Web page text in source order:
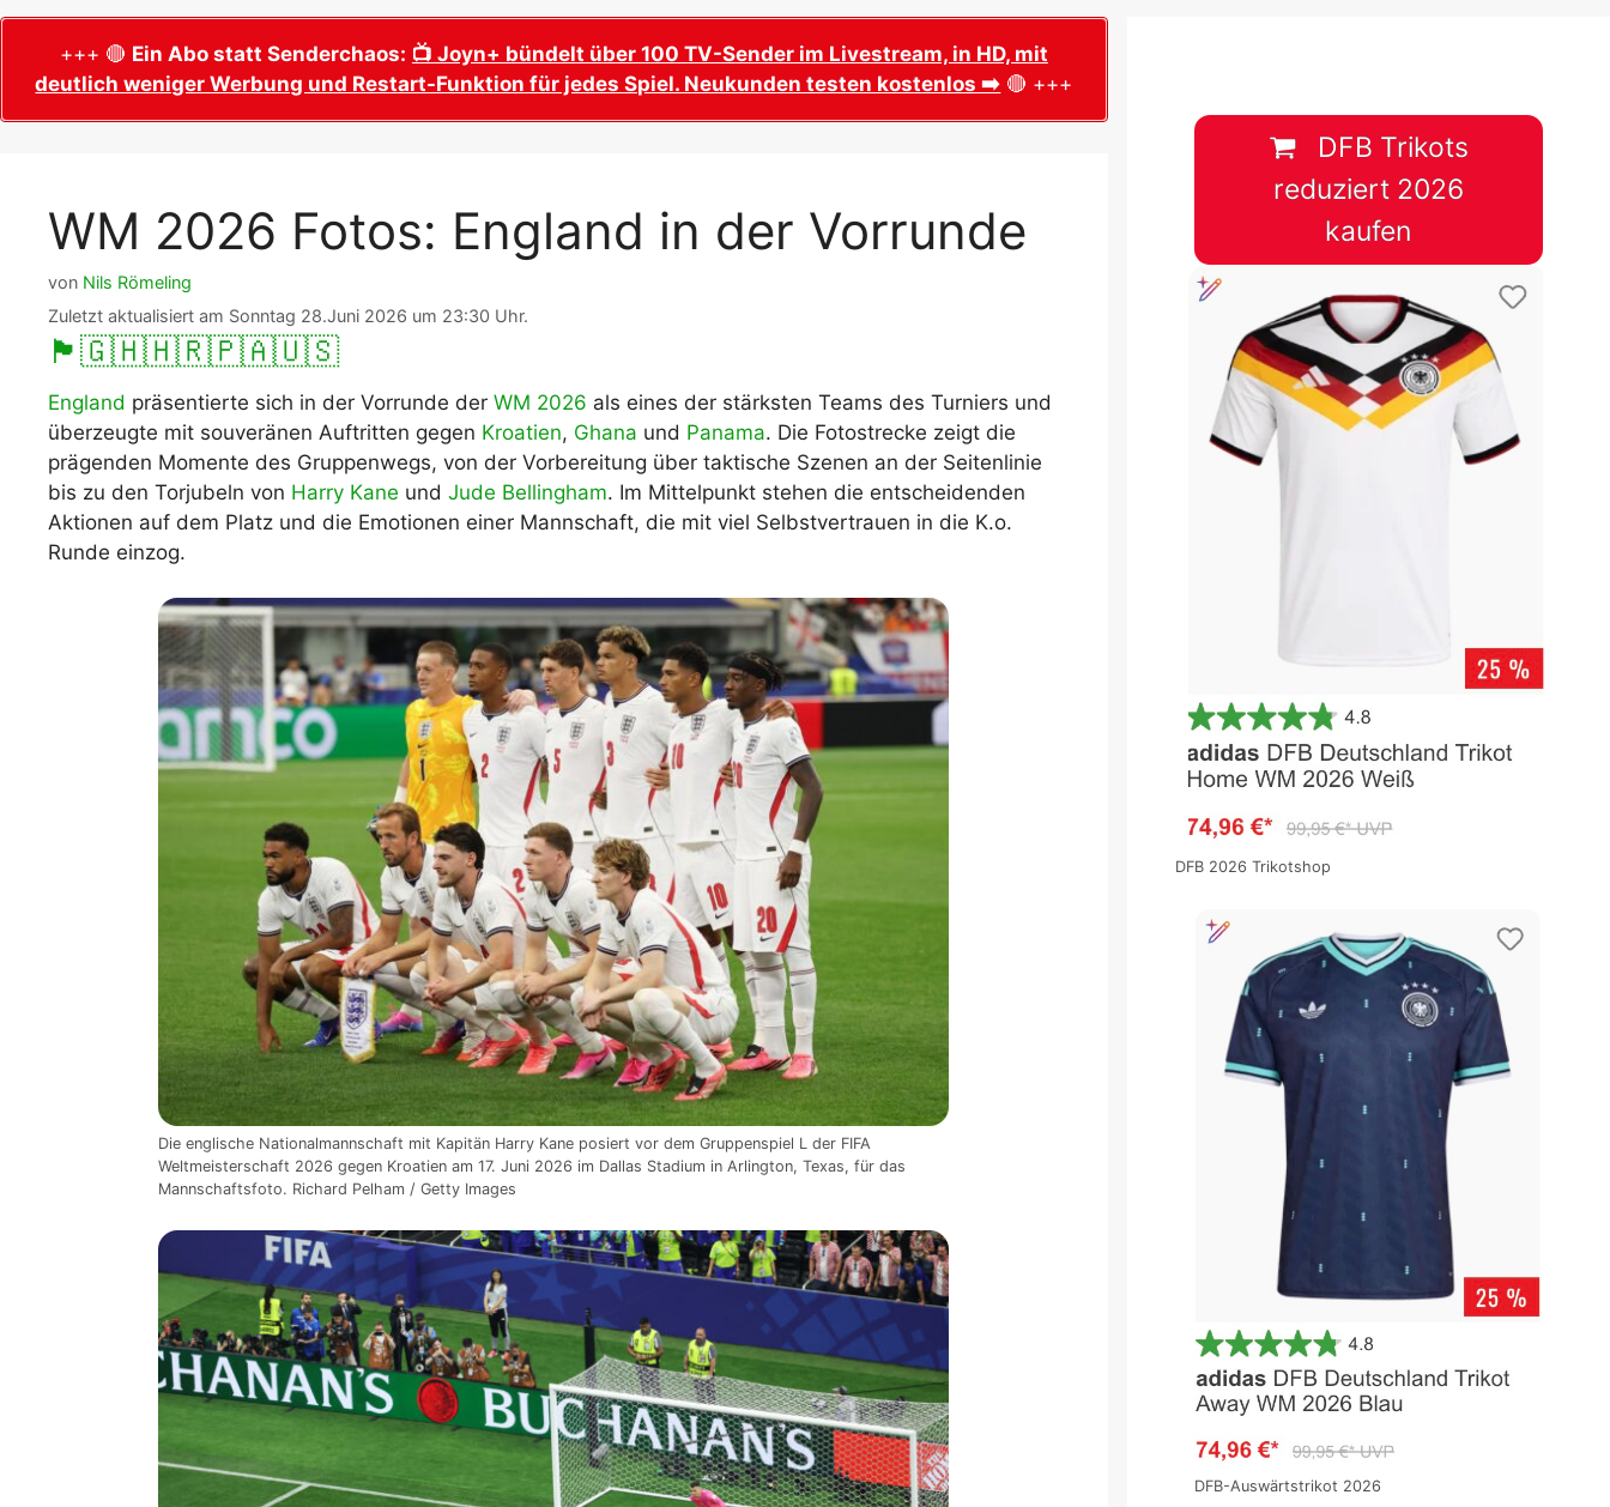
Wer wird Fußball-Weltmeister 2026?
Alle WM 2026 Trainer
Alle Fußball Weltmeister
Adidas Trionda: offizielle WM 2026
Spielball
Alle Nationalspieler der FIFA Fußball WM
2026
WM 2026 Qualifikation in Europa: Tabelle
& Spielplan
WM 2026 Sechzehntelfinale – Spielplan,
Termine, Anstoßzeiten
WM 2026 Achtelfinale Spielplan –
WM 2026 Halbfinale – Spielorte,
Anstoßzeiten, Stadien & TV-Übertragung
Spielort Miami, Anstoßzeit & TV
Fußball WM 2026 Spielplan PDF zum
Ausfüllen & Ausdrucken
Fußball WM 2026 Spielplan als ical, Excel,
PDF zum Download & Ausdruck
downloaden & automatisch ausfüllen
Tabelle mit Deutschland DFB
WM 2026 Gruppe F WM Spielplan &
Tabelle mit Niederlande
WM 2026 Gruppe G WM Spielplan &
Tabelle mit Spanien
WM 2026 Gruppe K Spielplan & Tabelle
mit Portugal
WM 2026 Gruppe L Spielplan & Tabelle
mit England
+++ 🔴 Ein Abo statt Senderchaos: 📺 Joyn+ bündelt über 100 TV-Sender im Livestream, in HD, mit
deutlich weniger Werbung und Restart-Funktion für jedes Spiel. Neukunden testen kostenlos ➡️ 🔴 +++
WM 2026 Fotos: England in der Vorrunde
von Nils Römeling
Zuletzt aktualisiert am Sonntag 28.Juni 2026 um 23:30 Uhr.
🏴󠁧󠁢󠁥󠁮󠁧󠁿🇬🇭🇭🇷🇵🇦🇺🇸
England präsentierte sich in der Vorrunde der WM 2026 als eines der stärksten Teams des Turniers und
überzeugte mit souveränen Auftritten gegen Kroatien, Ghana und Panama. Die Fotostrecke zeigt die
prägenden Momente des Gruppenwegs, von der Vorbereitung über taktische Szenen an der Seitenlinie
bis zu den Torjubeln von Harry Kane und Jude Bellingham. Im Mittelpunkt stehen die entscheidenden
Aktionen auf dem Platz und die Emotionen einer Mannschaft, die mit viel Selbstvertrauen in die K.o.
Runde einzog.
Die englische Nationalmannschaft mit Kapitän Harry Kane posiert vor dem Gruppenspiel L der FIFA
Weltmeisterschaft 2026 gegen Kroatien am 17. Juni 2026 im Dallas Stadium in Arlington, Texas, für das
Mannschaftsfoto. Richard Pelham / Getty Images
DFB Trikots
reduziert 2026
kaufen
DFB 2026 Trikotshop
DFB-Auswärtstrikot 2026